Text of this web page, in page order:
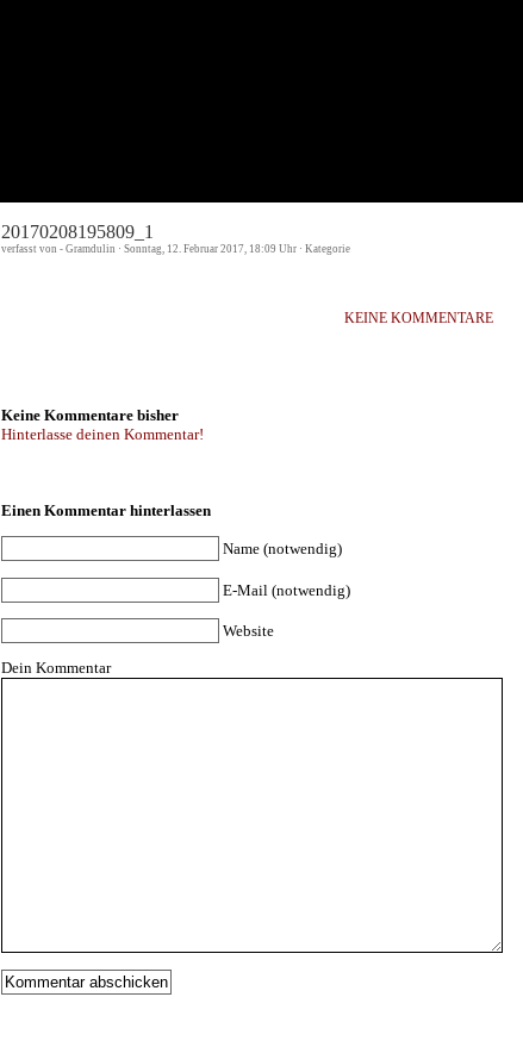
20170208195809_1
verfasst von - Gramdulin · Sonntag, 12. Februar 2017, 18:09 Uhr · Kategorie
KEINE KOMMENTARE
Keine Kommentare bisher
Hinterlasse deinen Kommentar!
Einen Kommentar hinterlassen
Name (notwendig)
E-Mail (notwendig)
Website
Dein Kommentar